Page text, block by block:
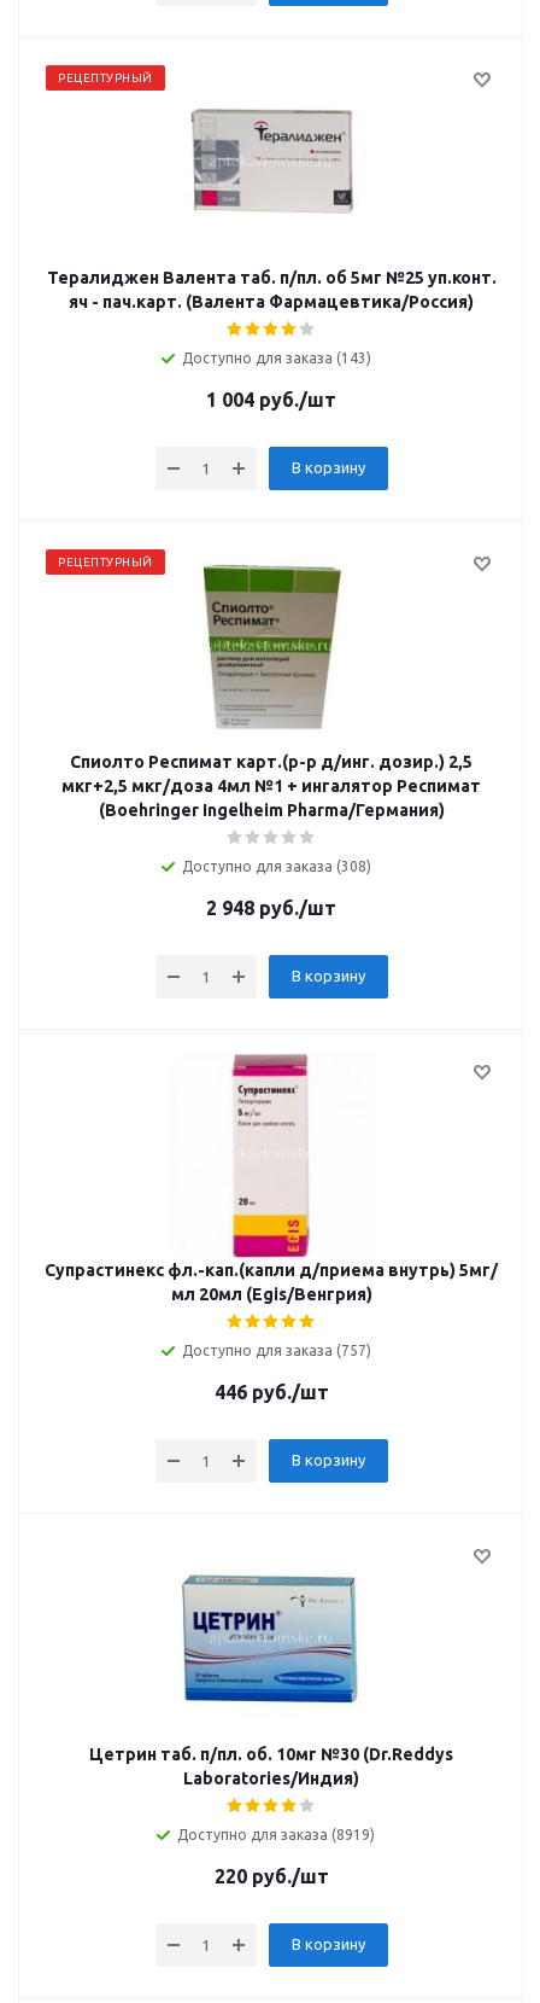
РЕЦЕПТУРНЫЙ
Тералиджен Валента таб. п/пл. об 5мг №25 уп.конт.
яч - пач.карт. (Валента Фармацевтика/Россия)
Доступно для заказа (143)
1 004 руб./шт
В корзину
РЕЦЕПТУРНЫЙ
Спиолто Респимат карт.(р-р д/инг. дозир.) 2,5
мкг+2,5 мкг/доза 4мл №1 + ингалятор Респимат
(Boehringer Ingelheim Pharma/Германия)
Доступно для заказа (308)
2 948 руб./шт
В корзину
Супрастинекс фл.-кап.(капли д/приема внутрь) 5мг/
мл 20мл (Egis/Венгрия)
Доступно для заказа (757)
446руб./шт
В корзину
Цетрин таб. п/пл. об. 10мг №30 (Dr.Reddys
Laboratories/Индия)
Доступно для заказа (8919)
220руб./шт
В корзину